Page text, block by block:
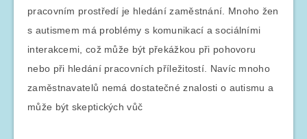
pracovním prostředí je hledání zaměstnání. Mnoho žen
s autismem má problémy s komunikací a sociálními
interakcemi, což může být překážkou při pohovoru
nebo při hledání pracovních příležitostí. Navíc mnoho
zaměstnavatelů nemá dostatečné znalosti o autismu a
může být skeptických vůč